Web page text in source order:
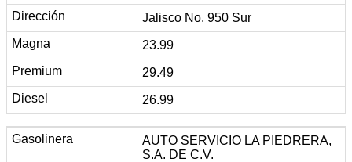
Jalisco No. 950 Sur
23.99
29.49
26.99
AUTO SERVICIO LA PIEDRERA,
S.A. DE C.V.